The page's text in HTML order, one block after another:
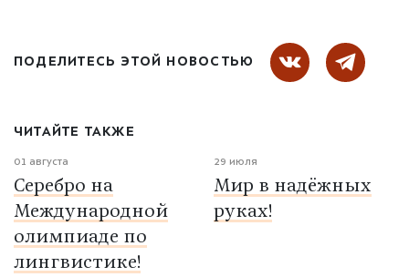
ПОДЕЛИТЕСЬ ЭТОЙ НОВОСТЬЮ
ЧИТАЙТЕ ТАКЖЕ
01 августа
Серебро на
Международной
олимпиаде по
лингвистике!
29 июля
Мир в надёжных
руках!